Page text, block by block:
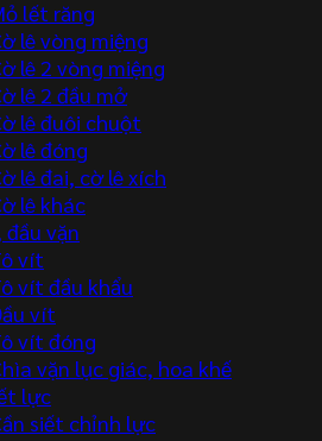
lết răng
lê vòng miệng
lê 2 vòng miệng
lê 2 đầu mở
lê đuôi chuột
lê đóng
lê đai, cờ lê xích
lê khác
vặn
vít
vít đầu khẩu
vít
vít đóng
vặn lục giác, hoa khế
lực
siết chỉnh lực